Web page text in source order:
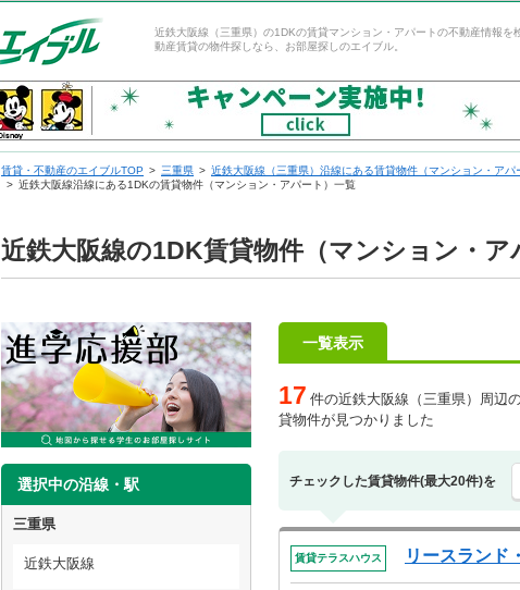
近鉄大阪線（三重県）の1DKの賃貸マンション・アパートの不動産情報を
動産賃貸の物件探しなら、お部屋探しのエイブル。
賃貸・不動産のエイブルTOP 三重県
近鉄大阪線（三重県）沿線にある賃貸物件（マンション・アパ
近鉄大阪線沿線にある1DKの賃貸物件（マンション・アパート）一覧
近鉄大阪線の1DK賃貸物件（マンション・ア
選択中の沿線・駅
三重県
近鉄大阪線
一覧表示
17 件の近鉄大阪線（三重県）周辺
貸物件が見つかりました
チェックした賃貸物件(最大20件)を
賃貸テラスハウス リースランド